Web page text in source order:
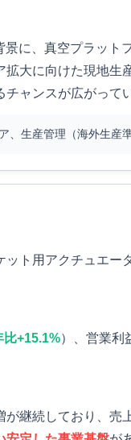
に、真空プラット
大に向けた現地生
チャンスが広がって
、生産管理（海外生産
ット用アクチュエー
比+15.1%）、営業利
が継続しており、売